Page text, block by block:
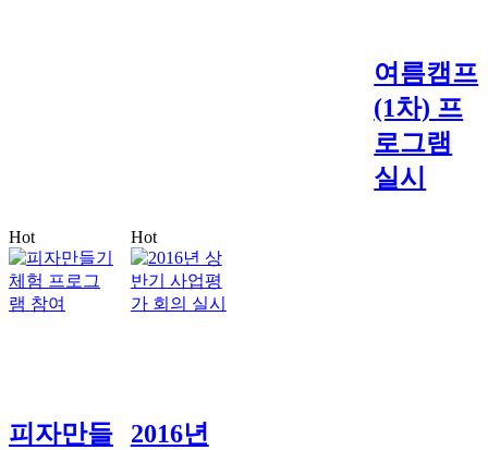
여름캠프
(1차) 프
로그램
실시
Hot
피자만들
Hot
2016년